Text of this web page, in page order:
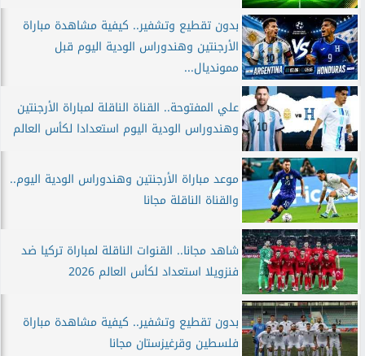
بدون تقطيع وتشفير.. كيفية مشاهدة مباراة
الأرجنتين وهندوراس الودية اليوم قبل
ممونديال...
علي المفتوحة.. القناة الناقلة لمباراة الأرجنتين
وهندوراس الودية اليوم استعدادا لكأس العالم
موعد مباراة الأرجنتين وهندوراس الودية اليوم..
والقناة الناقلة مجانا
شاهد مجانا.. القنوات الناقلة لمباراة تركيا ضد
فنزويلا استعداد لكأس العالم 2026
بدون تقطيع وتشفير.. كيفية مشاهدة مباراة
فلسطين وقرغيزستان مجانا